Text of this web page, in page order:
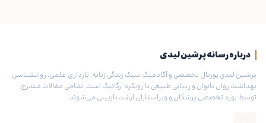
درباره رسانه پرشین لیدی
پرشین لیدی پورتال تخصصی و آکادمیک سبک زندگی زنانه، بارداری علمی، روانشناسی
بهداشت روان بانوان و زیبایی طبیعی با رویکرد ارگانیک است. تمامی مقالات مندرج
توسط بورد تخصصی پزشکان و ویراستاران ارشد بازبینی می‌شوند.